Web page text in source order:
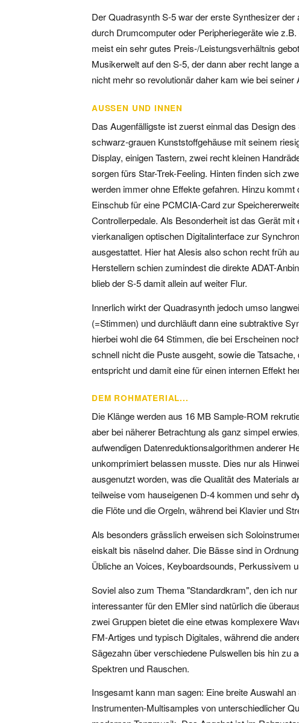
Der Quadrasynth S-5 war der erste Synthesizer
durch Drumcomputer oder Peripheriegeräte wie
meist ein sehr gutes Preis-/Leistungsverhältnis
Musikerwelt auf den S-5, der dann aber recht
nicht mehr so revolutionär daher kam wie bei seiner
AUSSEN UND INNEN
Das Augenfälligste ist zuerst einmal das Design
schwarz-grauen Kunststoffgehäuse mit seinem
Display, einigen Tastern, zwei recht kleinen
sorgen fürs Star-Trek-Feeling. Hinten finden sich
werden immer ohne Effekte gefahren. Hinzu
Einschub für eine PCMCIA-Card zur
Controllerpedale. Als Besonderheit ist das Gerät
vierkanaligen optischen Digitalinterface zur
ausgestattet. Hier hat Alesis also schon recht früh
Herstellern schien zumindest die direkte ADAT-
blieb der S-5 damit allein auf weiter Flur.
Innerlich wirkt der Quadrasynth jedoch umso
(=Stimmen) und durchläuft dann eine subtraktive
hierbei wohl die 64 Stimmen, die bei Erscheinen
schnell nicht die Puste ausgeht, sowie die
entspricht und damit eine für einen internen Effekt
DEM ROHMATERIAL...
Die Klänge werden aus 16 MB Sample-ROM
aber bei näherer Betrachtung als ganz simpel
aufwendigen Datenreduktionsalgorithmen anderer
unkomprimiert belassen musste. Dies nur als
ausgenutzt worden, was die Qualität des Materials
teilweise vom hauseigenen D-4 kommen und sehr
die Flöte und die Orgeln, während bei Klavier und
Als besonders grässlich erweisen sich
eiskalt bis näselnd daher. Die Bässe sind in
Übliche an Voices, Keyboardsounds, Perkussivem
Soviel also zum Thema "Standardkram", den ich
interessanter für den EMler sind natürlich die
zwei Gruppen bietet die eine etwas komplexere
FM-Artiges und typisch Digitales, während die
Sägezahn über verschiedene Pulswellen bis hin zu
Spektren und Rauschen.
Insgesamt kann man sagen: Eine breite Auswahl
Instrumenten-Multisamples von unterschiedlicher